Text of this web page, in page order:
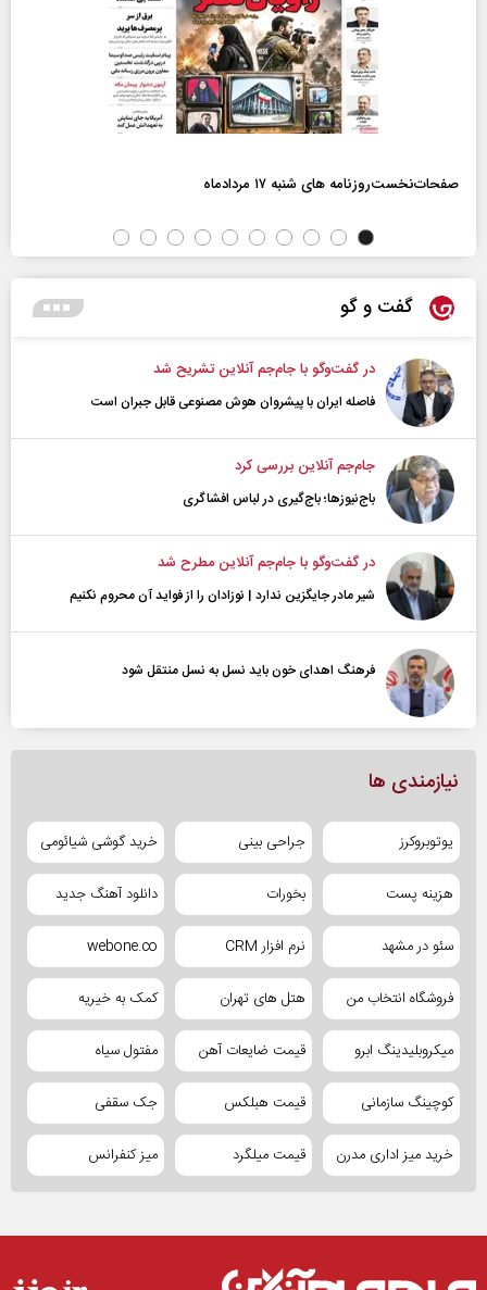
صفحات‌نخست‌روزنامه ها‌ی شنبه ۱۷ مردادماه
گفت و گو
در گفت‌و‌گو با جام‌جم آنلاین تشریح شد
فاصله ایران با پیشرو‌ان هوش مصنوعی قابل جبران است
جام‌جم آنلاین بررسی کرد
باج‌نیوزها؛ باج‌گیری در لباس افشاگری
در گفت‌و‌گو با جام‌جم آنلاین مطرح شد
شیر مادر جایگزین ندارد | نوزادان را از فواید آن محروم نکنیم
فرهنگ اهدای خون باید نسل به نسل منتقل شود
نیازمندی ها
یوتوبروکرز جراحی بینی خرید گوشی شیائومی
هزینه پست بخورات دانلود آهنگ جدید
سئو در مشهد نرم افزار CRM webone.co
فروشگاه انتخاب من هتل های تهران کمک به خیریه
میکروبلیدینگ ابرو قیمت ضایعات آهن مفتول سیاه
کوچینگ سازمانی قیمت هبلکس جک سقفی
خرید میز اداری مدرن قیمت میلگرد میز کنفرانس